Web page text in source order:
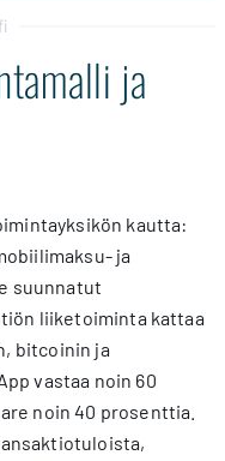
ja
kautta:
ja
suunnatut
liiketoiminta kattaa
bitcoinin ja
vastaa noin 60
noin 40 prosenttia.